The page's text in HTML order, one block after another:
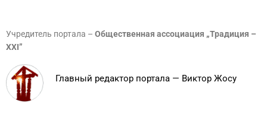
Учредитель портала – Общественная ассоциация „Традиция –
XXI”
Главный редактор портала — Виктор Жосу